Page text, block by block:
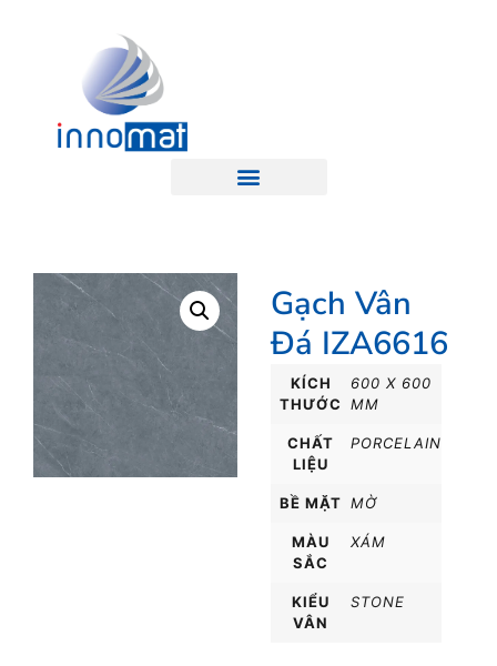
Gạch Vân
Đá IZA6616
KÍCH
THƯỚC
600 X 600
MM
CHẤT
LIỆU
PORCELAIN
BỀ MẶT MỜ
MÀU
SẮC
XÁM
KIỂU
VÂN
STONE